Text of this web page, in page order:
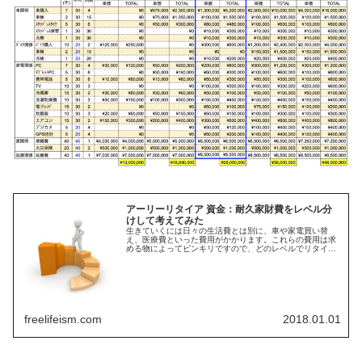
アーリーリタイア 資金：耐久家財費をレベル分
けして考えてみた
生きていくには日々の生活費とは別に、車や家電買い替
え、医療費といった費用がかかります。これらの費用は求
める物によってピンキリですので、どのレベルでリタイア
freelifeism.com 2018.01.01